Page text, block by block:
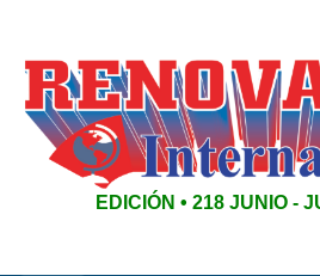
EDICIÓN • 218 JUNIO -